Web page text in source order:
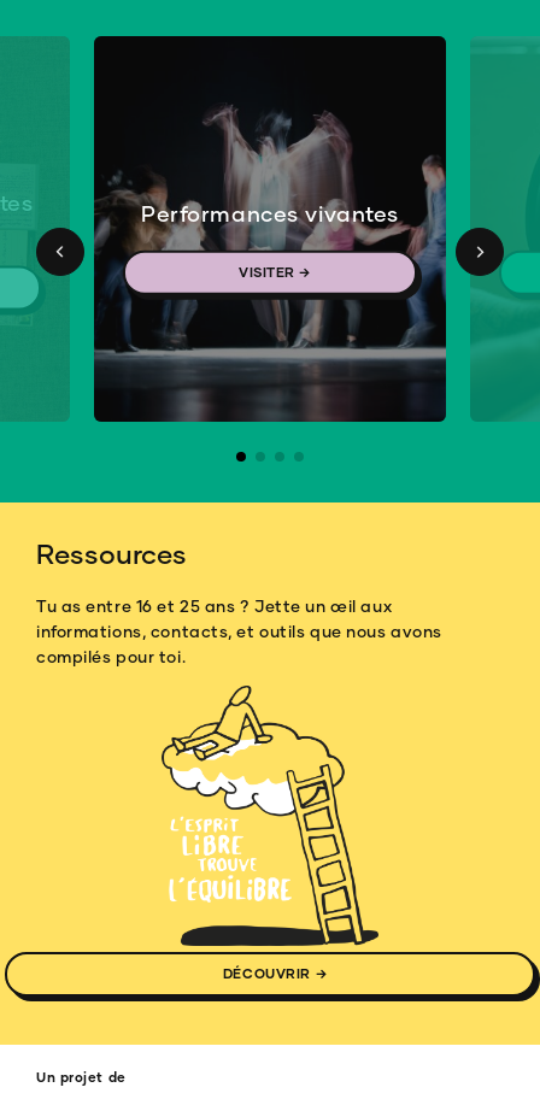
Performances vivantes
VISITER →
Ressources
Tu as entre 16 et 25 ans ? Jette un œil aux
informations, contacts, et outils que nous avons
compilés pour toi.
DÉCOUVRIR →
Un projet de